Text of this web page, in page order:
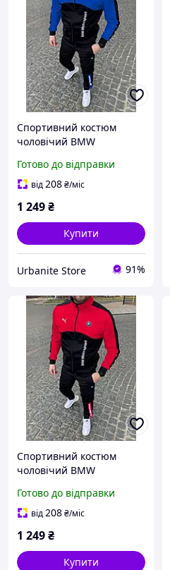
Спортивний костюм
чоловічий BMW
Комплект осінній
весняний демісезонний
Готово до відправки
від208₴/міс
1 249₴
Купити
Urbanite Store 91%
Спортивний костюм
чоловічий BMW
Комплект осінній
весняний демісезонний
Готово до відправки
від208₴/міс
1 249₴
Купити